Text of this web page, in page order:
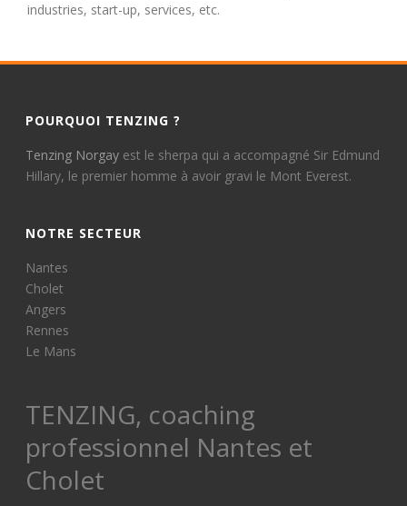
industries, start-up, services, etc.
POURQUOI TENZING ?
Tenzing Norgay est le sherpa qui a accompagné Sir Edmund
Hillary, le premier homme à avoir gravi le Mont Everest.
NOTRE SECTEUR
Nantes
Cholet
Angers
Rennes
Le Mans
TENZING, coaching
professionnel Nantes et
Cholet